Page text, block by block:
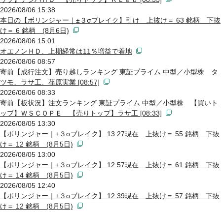
2026/08/06 15:38
本日の【ボリンジャー｜±３σブレイク】引け 上抜け＝ 63 銘柄 下抜
け＝ 6 銘柄 (8月6日)
2026/08/06 15:01
オエノンＨＤ、上期経常は11％増益で着地
2026/08/06 08:57
寄前【成行注文】売り越しランキング 東証プライム 中型／小型株 タ
ツモ、ラサ工、荏原実業 [08:57]
2026/08/06 08:33
寄前【板状況】注文ランキング 東証プライム 中型／小型株 【買いト
ップ】ＷＳＣＯＰＥ 【売りトップ】ラサ工 [08:33]
2026/08/05 13:30
【ボリンジャー｜±３σブレイク】 13:27現在 上抜け＝ 55 銘柄 下抜
け＝ 12 銘柄 (8月5日)
2026/08/05 13:00
【ボリンジャー｜±３σブレイク】 12:57現在 上抜け＝ 61 銘柄 下抜
け＝ 14 銘柄 (8月5日)
2026/08/05 12:40
【ボリンジャー｜±３σブレイク】 12:39現在 上抜け＝ 57 銘柄 下抜
け＝ 12 銘柄 (8月5日)